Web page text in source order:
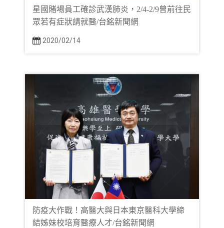
星國賭場員工確診武漢肺炎，2/4-2/9曾前往民
眾若有症狀請就醫/台銘新聞網
2020/02/14
防疫大作戰！高醫大與日本東京醫科大學締
結姊妹校培育醫療人才/台銘新聞網